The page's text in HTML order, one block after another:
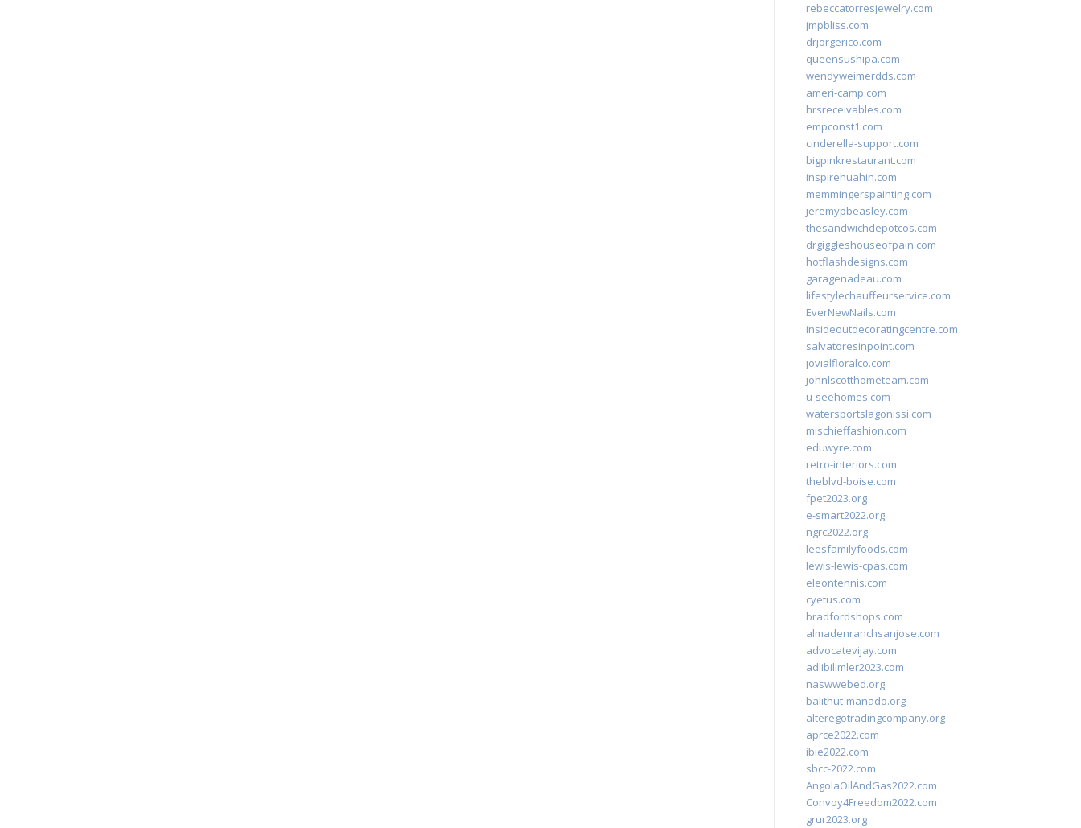
rebeccatorresjewelry.com
jmpbliss.com
drjorgerico.com
queensushipa.com
wendyweimerdds.com
ameri-camp.com
hrsreceivables.com
empconst1.com
cinderella-support.com
bigpinkrestaurant.com
inspirehuahin.com
memmingerspainting.com
jeremypbeasley.com
thesandwichdepotcos.com
drgiggleshouseofpain.com
hotflashdesigns.com
garagenadeau.com
lifestylechauffeurservice.com
EverNewNails.com
insideoutdecoratingcentre.com
salvatoresinpoint.com
jovialfloralco.com
johnlscotthometeam.com
u-seehomes.com
watersportslagonissi.com
mischieffashion.com
eduwyre.com
retro-interiors.com
theblvd-boise.com
fpet2023.org
e-smart2022.org
ngrc2022.org
leesfamilyfoods.com
lewis-lewis-cpas.com
eleontennis.com
cyetus.com
bradfordshops.com
almadenranchsanjose.com
advocatevijay.com
adlibilimler2023.com
naswwebed.org
balithut-manado.org
alteregotradingcompany.org
aprce2022.com
ibie2022.com
sbcc-2022.com
AngolaOilAndGas2022.com
Convoy4Freedom2022.com
grur2023.org